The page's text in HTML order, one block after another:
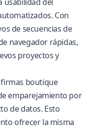
Con
de secuencias de
navegador rápidas,
proyectos y
boutique
emparejamiento por
de datos. Esto
ofrecer la misma